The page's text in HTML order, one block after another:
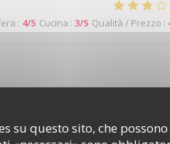
su questo sito, che
: 4/5 Cucina : 3/5 Qualità / Prezzo :
: 5 /5 Cucina :5/5 Qualità / Prezzo: